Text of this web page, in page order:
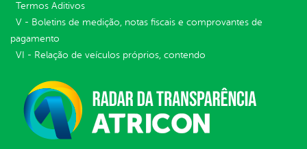
Termos Aditivos
V - Boletins de medição, notas fiscais e comprovantes de
pagamento
VI - Relação de veículos próprios, contendo